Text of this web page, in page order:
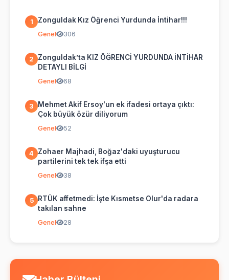
1 Zonguldak Kız Öğrenci Yurdunda İntihar!!!
Genel 306
2
Zonguldak’ta KIZ ÖĞRENCİ YURDUNDA İNTİHAR
DETAYLI BİLGİ
Genel 68
3
Mehmet Akif Ersoy'un ek ifadesi ortaya çıktı:
Çok büyük özür diliyorum
Genel 52
4
Zohaer Majhadi, Boğaz'daki uyuşturucu
partilerini tek tek ifşa etti
Genel 38
5
RTÜK affetmedi: İşte Kısmetse Olur'da radara
takılan sahne
Genel 28